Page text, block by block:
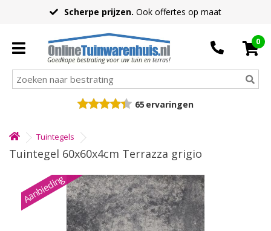
Scherpe prijzen. Ook offertes op maat
Goedkope bestrating voor uw tuin en terras!
0
65 ervaringen
Tuintegels
Tuintegel 60x60x4cm Terrazza grigio
Aanbieding